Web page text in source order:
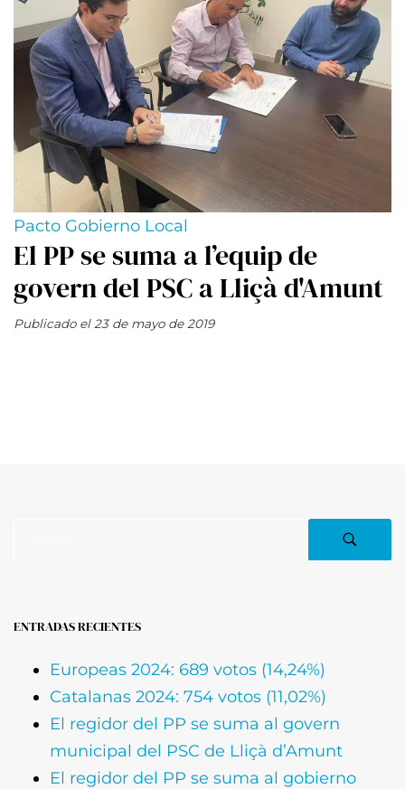
Pacto Gobierno Local
El PP se suma a l’equip de
govern del PSC a Lliçà d'Amunt
Publicado el 23 de mayo de 2019
ENTRADAS RECIENTES
Europeas 2024: 689 votos (14,24%)
Catalanas 2024: 754 votos (11,02%)
El regidor del PP se suma al govern
municipal del PSC de Lliçà d’Amunt
El regidor del PP se suma al gobierno